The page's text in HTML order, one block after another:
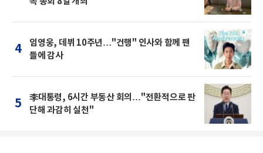
4
임영웅, 데뷔 10주년…"건행" 인사와 함께 팬
들에 감사
5
李대통령, 6시간 부동산 회의…"전환적으로 판
단해 과감히 실천"